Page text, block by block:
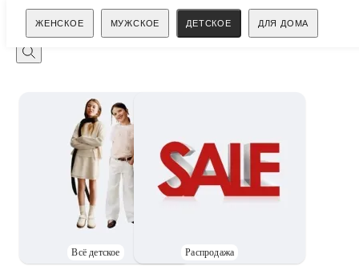
ЖЕНСКОЕ МУЖСКОЕ ДЕТСКОЕ ДЛЯ ДОМА
Поиск
Всё детское Распродажа